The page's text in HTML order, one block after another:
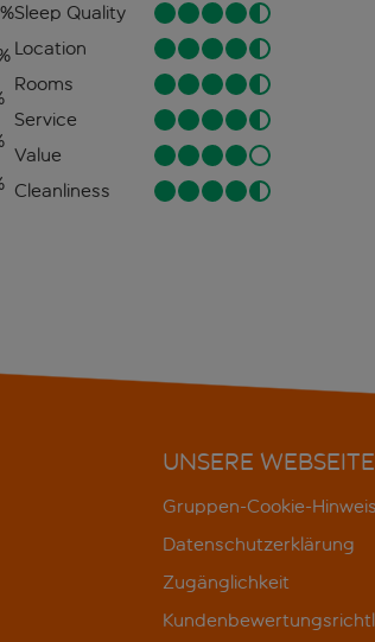
%Sleep Quality
Location
Rooms
Service
Value
Cleanliness
UNSERE WEBSEITE
Gruppen-Cookie-Hinweis
Datenschutzerklärung
Zugänglichkeit